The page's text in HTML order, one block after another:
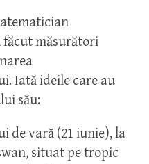
făcut măsurători
Iată ideile care au
său:
de vară (21 iunie), la
situat pe tropic